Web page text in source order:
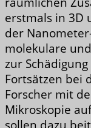
erstmals in 3D
der
molekulare
zur
Fortsätzen bei
Forscher mit
Mikroskopie
sollen dazu